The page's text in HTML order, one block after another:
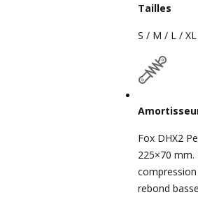
Tailles
S / M / L / XL
Fox DHX2
225×70 mm.
rebond